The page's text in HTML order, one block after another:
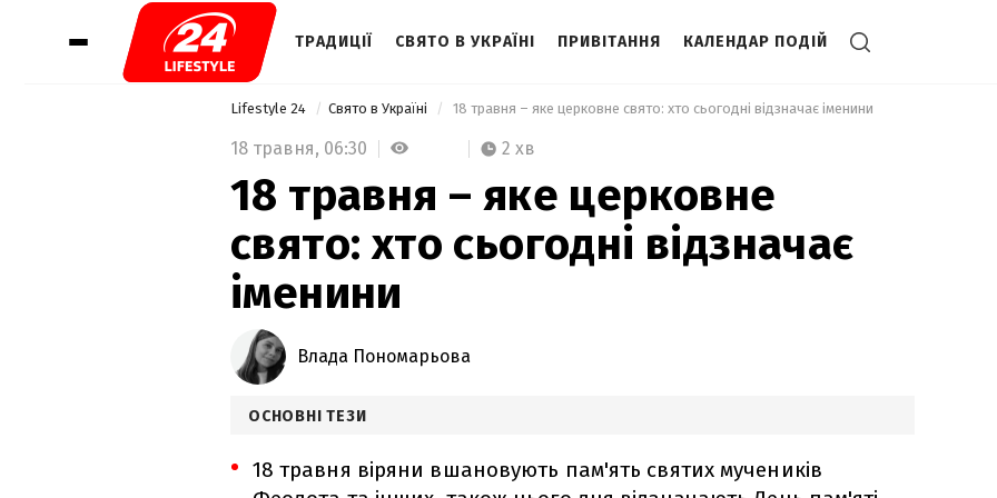
ТРАДИЦІЇ СВЯТО В УКРАЇНІ ПРИВІТАННЯ КАЛЕНДАР ПОДІЙ
Lifestyle 24 Свято в Україні 18 травня – яке церковне свято: хто сьогодні відзначає іменини
18 травня, 06:30 2 хв
18 травня – яке церковне
свято: хто сьогодні відзначає
іменини
Влада Пономарьова
ОСНОВНІ ТЕЗИ
18 травня віряни вшановують пам'ять святих мучеників